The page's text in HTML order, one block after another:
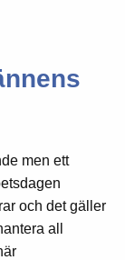
men ett
och det gäller
all